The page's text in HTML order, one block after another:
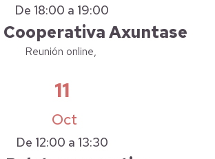
De 18:00 a 19:00
Cooperativa Axuntase
Reunión online,
11
Oct
De 12:00 a 13:30